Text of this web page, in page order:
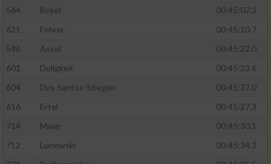
564
Birkel
00:45:07.3
621
Fohrer
00:45:10.7
546
Assel
00:45:22.0
601
Doligkeit
00:45:23.6
604
Dos Santos-Stiegler
00:45:27.0
616
Ertel
00:45:27.3
714
Maier
00:45:30.1
712
Lunewski
00:45:34.3